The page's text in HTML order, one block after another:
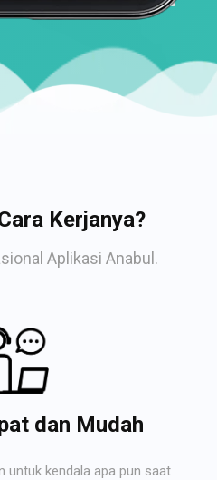
Kerjanya?
Aplikasi Anabul.
dan Mudah
untuk kendala apa pun saat